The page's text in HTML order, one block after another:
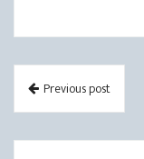
Previous post